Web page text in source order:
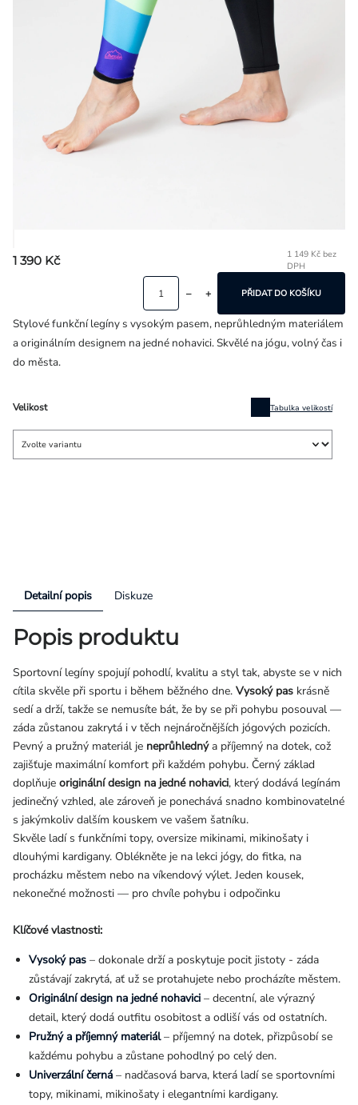
1 390 Kč
1 149 Kč bez
DPH
Velikost Tabulka velikostí
PŘIDAT DO KOŠÍKU
Stylové funkční legíny s vysokým pasem, neprůhledným materiálem
a originálním designem na jedné nohavici. Skvělé na jógu, volný čas i
do města.
Detailní popis Diskuze
Popis produktu
Sportovní legíny spojují pohodlí, kvalitu a styl tak, abyste se v nich
cítila skvěle při sportu i během běžného dne. Vysoký pas krásně
sedí a drží, takže se nemusíte bát, že by se při pohybu posouval —
záda zůstanou zakrytá i v těch nejnáročnějších jógových pozicích.
Pevný a pružný materiál je neprůhlednýa příjemný na dotek, což
zajišťuje maximální komfort při každém pohybu. Černý základ
doplňuje originální design na jedné nohavici, který dodává legínám
jedinečný vzhled, ale zároveň je ponechává snadno kombinovatelné
s jakýmkoliv dalším kouskem ve vašem šatníku.
Skvěle ladí s funkčními topy, oversize mikinami, mikinošaty i
dlouhými kardigany. Oblékněte je na lekci jógy, do fitka, na
procházku městem nebo na víkendový výlet. Jeden kousek,
nekonečné možnosti — pro chvíle pohybu i odpočinku
Klíčové vlastnosti:
Vysoký pas – dokonale drží a poskytuje pocit jistoty - záda
zůstávají zakrytá, ať už se protahujete nebo procházíte městem.
Originální design na jedné nohavici – decentní, ale výrazný
detail, který dodá outfitu osobitost a odliší vás od ostatních.
Pružný a příjemný materiál– příjemný na dotek, přizpůsobí se
každému pohybu a zůstane pohodlný po celý den.
Univerzální černá – nadčasová barva, která ladí se sportovními
topy, mikinami, mikinošaty i elegantními kardigany.